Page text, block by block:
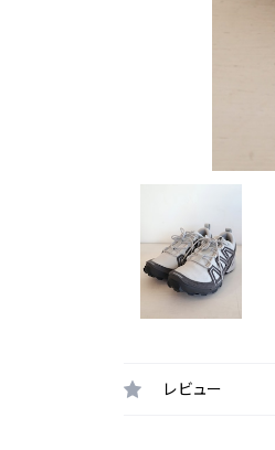
レビュー